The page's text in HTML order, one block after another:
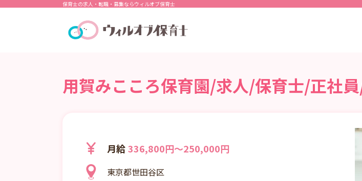
保育士の求人・転職・募集ならウィルオブ保育士
用賀みこころ保育園/求人/保育士/正社
月給336,800円～250,000円
東京都世田谷区